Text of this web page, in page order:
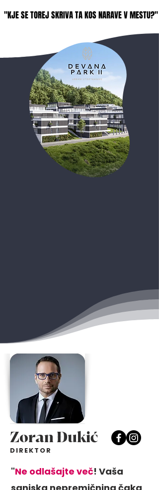
"KJE SE TOREJ SKRIVA TA KOS NARAVE V MESTU?"
"KJE SE TOREJ SKRIVA TA KOS NARAVE V MESTU?"
Zoran Đukić
DIREKTOR
"Ne odlašajte več! Vaša